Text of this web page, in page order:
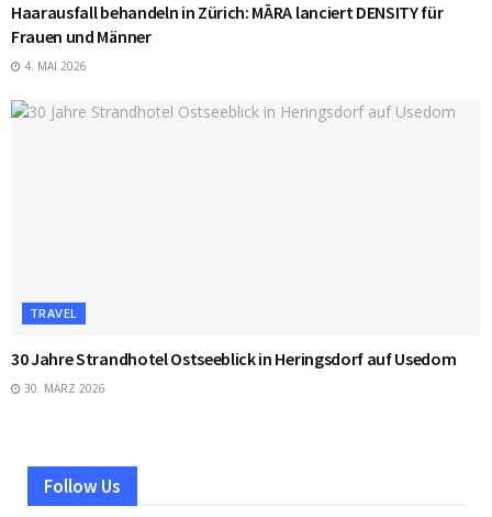
Haarausfall behandeln in Zürich: MĀRA lanciert DENSITY für
Frauen und Männer
4. MAI 2026
TRAVEL
30 Jahre Strandhotel Ostseeblick in Heringsdorf auf Usedom
30. MÄRZ 2026
Follow Us